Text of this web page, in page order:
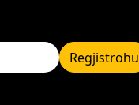
Regjistrohu